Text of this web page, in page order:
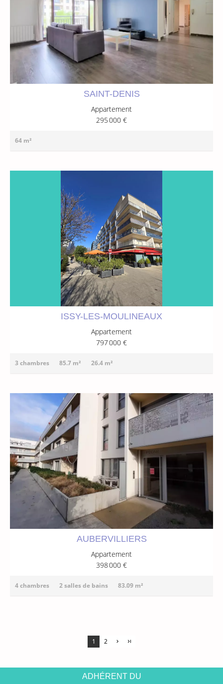
SAINT-DENIS
Appartement
295 000 €
64 m²
ISSY-LES-MOULINEAUX
Appartement
797 000 €
3 chambres 85.7 m² 26.4 m²
AUBERVILLIERS
Appartement
398 000 €
4 chambres 2 salles de bains 83.09 m²
1 2
ADHÉRENT DU